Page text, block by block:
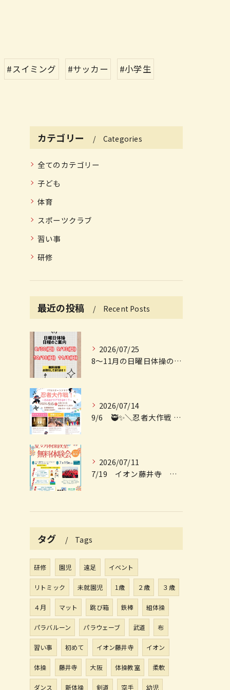
#スイミング #サッカー
#小学生
カテゴリー Categories
全てのカテゴリー
子ども
体育
スポーツクラブ
習い事
研修
最近の投稿 Recent Posts
2026/07/25
8〜11月の日曜日体操の日程ご案内🤸‍♀️✨
2026/07/14
9/6 🥷✨＼忍者大作戦 開催決定！！／✨🥷
2026/07/11
7/19 イオン藤井寺 ＼無料体操体験会のお知らせ／
タグ Tags
研修 園児 遠足 イベント
リトミック 未就園児 1歳 ２歳 ３歳
４月 マット 跳び箱 鉄棒 組体操
パラバルーン パラウェーブ 武道 布
習い事 初めて イオン藤井寺 イオン
体操 藤井寺 大阪 体操教室 柔軟
ダンス 新体操 剣道 空手 幼児